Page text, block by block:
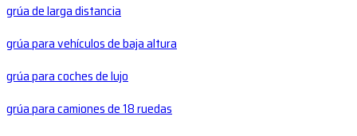
grúa de larga distancia
grúa para vehículos de baja altura
grúa para coches de lujo
grúa para camiones de 18 ruedas